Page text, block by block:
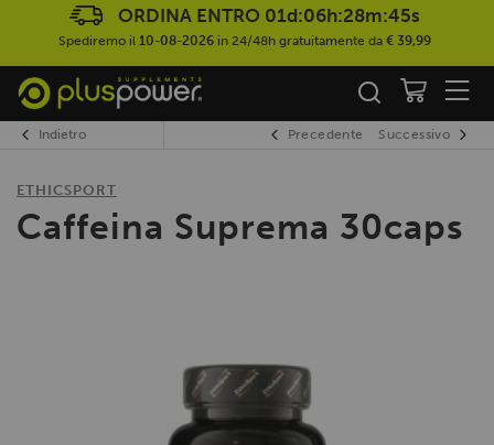
ORDINA ENTRO 01d:06h:28m:45s
Spediremo il 10-08-2026in 24/48h gratuitamente da € 39,99
Indietro Precedente Successivo
ETHICSPORT
Caffeina Suprema 30caps